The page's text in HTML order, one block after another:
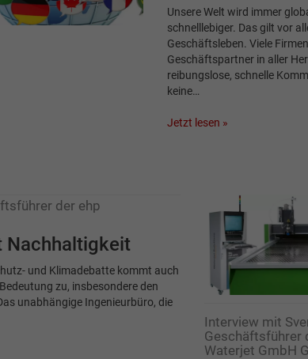
Unsere Welt wird immer
schnelllebiger. Das gilt vor
Geschäftsleben. Viele
Geschäftspartner in aller
reibungslose, schnelle
keine…
Jetzt lesen »
der ehp
und Klimadebatte kommt auch
zu, insbesondere den
unabhängige Ingenieurbüro, die
Interview mit
Geschäftsführer
Waterjet GmbH